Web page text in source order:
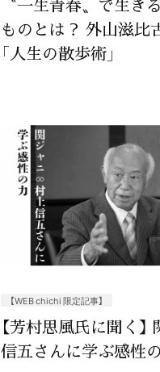
〝一生青春〟で生き
ものとは？ 外山滋比
「人生の散歩術」
【WEB chichi 限定記事】
【芳村思風氏に聞く
信五さんに学ぶ感性